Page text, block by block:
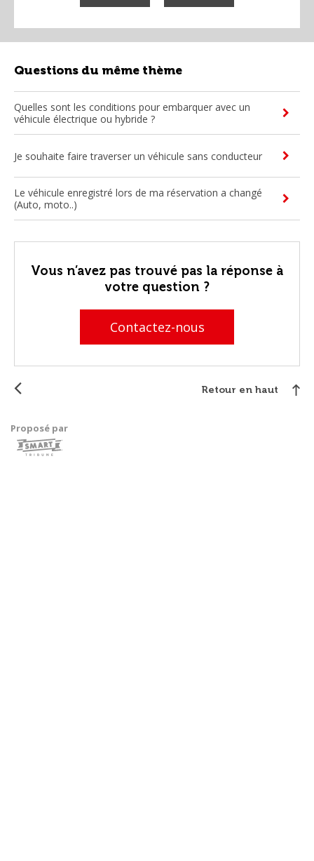
Questions du même thème
Quelles sont les conditions pour embarquer avec un
véhicule électrique ou hybride ?
Je souhaite faire traverser un véhicule sans conducteur
Le véhicule enregistré lors de ma réservation a changé
(Auto, moto..)
Vous n’avez pas trouvé pas la réponse à
votre question ?
Contactez-nous
Retour en haut
Proposé par